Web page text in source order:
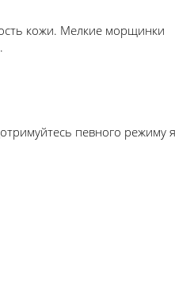
кожи. Мелкие морщинки
певного режиму